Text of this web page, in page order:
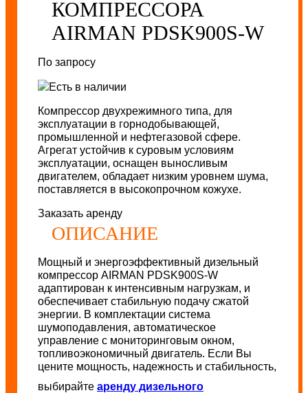
КОМПРЕССОРА
AIRMAN PDSK900S-W
По запросу
Есть в наличии
Компрессор двухрежимного типа, для
эксплуатации в горнодобывающей,
промышленной и нефтегазовой сфере.
Агрегат устойчив к суровым условиям
эксплуатации, оснащен выносливым
двигателем, обладает низким уровнем шума,
поставляется в высокопрочном кожухе.
Заказать аренду
ОПИСАНИЕ
Мощный и энергоэффективный дизельный
компрессор AIRMAN PDSK900S-W
адаптирован к интенсивным нагрузкам, и
обеспечивает стабильную подачу сжатой
энергии. В комплектации система
шумоподавления, автоматическое
управление с мониторинговым окном,
топливоэкономичный двигатель. Если Вы
цените мощность, надежность и стабильность,
выбирайте аренду дизельного